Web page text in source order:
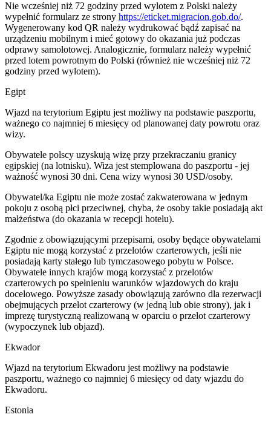
Nie wcześniej niż 72 godziny przed wylotem z Polski należy
wypełnić formularz ze strony https://eticket.migracion.gob.do/.
Wygenerowany kod QR należy wydrukować bądź zapisać na
urządzeniu mobilnym i mieć gotowy do okazania już podczas
odprawy samolotowej. Analogicznie, formularz należy wypełnić
przed lotem powrotnym do Polski (również nie wcześniej niż 72
godziny przed wylotem).
Egipt
Wjazd na terytorium Egiptu jest możliwy na podstawie paszportu,
ważnego co najmniej 6 miesięcy od planowanej daty powrotu oraz
wizy.
Obywatele polscy uzyskują wizę przy przekraczaniu granicy
egipskiej (na lotnisku). Wiza jest stemplowana do paszportu - jej
ważność wynosi 30 dni. Cena wizy wynosi 30 USD/osoby.
Obywatel/ka Egiptu nie może zostać zakwaterowana w jednym
pokoju z osobą płci przeciwnej, chyba, że osoby takie posiadają akt
małżeństwa (do okazania w recepcji hotelu).
Zgodnie z obowiązującymi przepisami, osoby będące obywatelami
Egiptu nie mogą korzystać z przelotów czarterowych, jeśli nie
posiadają karty stałego lub tymczasowego pobytu w Polsce.
Obywatele innych krajów mogą korzystać z przelotów
czarterowych po spełnieniu warunków wjazdowych do kraju
docelowego. Powyższe zasady obowiązują zarówno dla rezerwacji
obejmujących przelot czarterowy (w jedną lub obie strony), jak i
imprezę turystyczną realizowaną w oparciu o przelot czarterowy
(wypoczynek lub objazd).
Ekwador
Wjazd na terytorium Ekwadoru jest możliwy na podstawie
paszportu, ważnego co najmniej 6 miesięcy od daty wjazdu do
Ekwadoru.
Estonia